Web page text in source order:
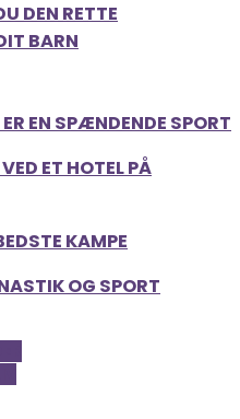
DEN RETTE
BARN
EN SPÆNDENDE SPORT
ET HOTEL PÅ
KAMPE
OG SPORT